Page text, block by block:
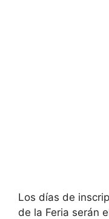
Los días de
de la Feria serán